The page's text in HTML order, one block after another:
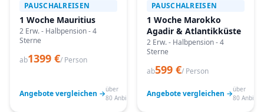
PAUSCHALREISEN
1 Woche Mauritius
2 Erw. - Halbpension - 4
Sterne
ab1399 €/ Person
Angebote vergleichen →über
80 Anbieter
PAUSCHALREISEN
1 Woche Marokko
Agadir & Atlantikküste
2 Erw. - Halbpension - 4
Sterne
ab599 €/ Person
Angebote vergleichen →über
80